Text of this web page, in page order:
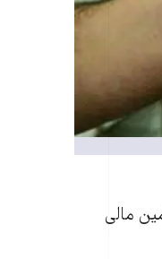
مالی